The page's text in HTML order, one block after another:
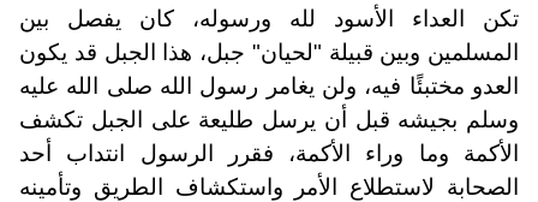
تكن العداء الأسود لله ورسوله، كان يفصل بين
المسلمين وبين قبيلة "لحيان" جبل، هذا الجبل قد يكون
العدو مختبئًا فيه، ولن يغامر رسول الله صلى الله عليه
وسلم بجيشه قبل أن يرسل طليعة على الجبل تكشف
الأكمة وما وراء الأكمة، فقرر الرسول انتداب أحد
الصحابة لاستطلاع الأمر واستكشاف الطريق وتأمينه